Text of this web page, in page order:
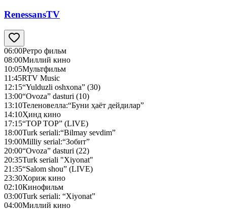
RenessansTV
06:00Ретро фильм
08:00Миллий кино
10:05Мультфильм
11:45RTV Music
12:15“Yulduzli oshxona” (30)
13:00“Ovoza” dasturi (10)
13:10Теленовелла:“Буни ҳаёт дейдилар”
14:10Ҳинд кино
17:15“TOP TOP” (LIVE)
18:00Turk seriali:“Bilmay sevdim”
19:00Milliy serial:“Зобит”
20:00“Ovoza” dasturi (22)
20:35Turk seriali "Xiyonat"
21:35“Salom shou” (LIVE)
23:30Хориж кино
02:10Кинофильм
03:00Turk seriali: “Xiyonat”
04:00Миллий кино